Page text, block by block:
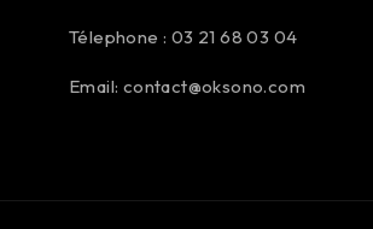
Télephone : 03 21 68 03 04
Email: contact@oksono.com